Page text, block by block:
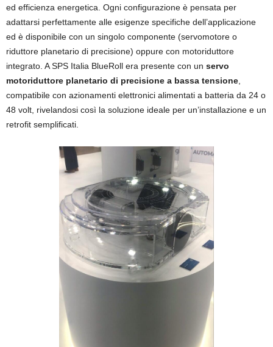
ed efficienza energetica. Ogni configurazione è pensata per
adattarsi perfettamente alle esigenze specifiche dell’applicazione
ed è disponibile con un singolo componente (servomotore o
riduttore planetario di precisione) oppure con motoriduttore
integrato. A SPS Italia BlueRoll era presente con un servo
motoriduttore planetario di precisione a bassa tensione
compatibile con azionamenti elettronici alimentati a batteria da 24 o
48 volt, rivelandosi così la soluzione ideale per un’installazione e un
retrofit semplificati.